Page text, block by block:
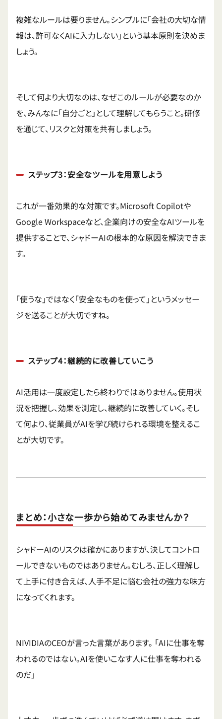
複雑なルールは要りません。シンプルに「会社の大切な情
報は、許可なくAIに入力しない」という基本原則を決めま
しょう。
そして何より大切なのは、なぜこのルールが必要なのか
を、みんなに「自分ごと」として理解してもらうこと。研修
を通じて、リスクと対策を共有しましょう。
ステップ3：安全なツールを用意しよう
これが一番効果的な対策です。Microsoft Copilotや
Google Workspaceなど、企業向けの安全なAIツールを
提供することで、シャドーAIの根本的な原因を解決できま
す。
「使うな」ではなく「安全なものを使って」というメッセー
ジを送ることが大切ですね。
ステップ4：継続的に改善していこう
AI活用は一度設定したら終わりではありません。使用状
況を把握し、効果を測定し、継続的に改善していく。そし
て何より、従業員がAIを学び続けられる環境を整えるこ
とが大切です。
まとめ：小さな一歩から始めてみませんか？
シャドーAIのリスクは確かにありますが、決してコントロ
ールできないものではありません。むしろ、正しく理解し
て上手に付き合えば、人手不足に悩む会社の強力な味方
になってくれます。
NIVIDIAのCEOが言った言葉があります。 「AIに仕事を奪
われるのではない。AIを使いこなす人に仕事を奪われる
のだ」